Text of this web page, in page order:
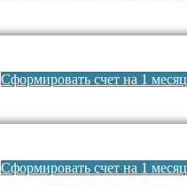
Сформировать счет на 1 месяц
Сформировать счет на 1 месяц